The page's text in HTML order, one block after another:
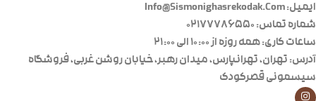
ایمیل: Info@Sismonighasrekodak.Com
شماره تماس: 02177786550
ساعات کاری: همه روزه از ۱۰:۰۰ الی ۲۱:۰۰
آدرس: تهران، تهرانپارس، میدان رهبر، خیابان روشن غربی، فروشگاه
سیسمونی قصرکودک